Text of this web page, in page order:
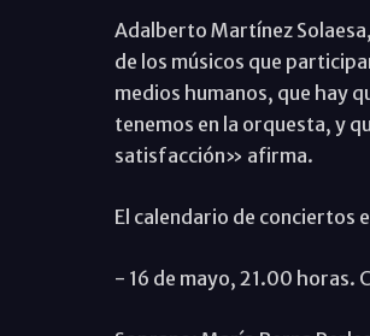
Adalberto Martínez
de los músicos que
medios humanos, que hay
tenemos en la orquesta, y
satisfacción» afirma.
El calendario de conciertos
- 16 de mayo, 21.00 horas.